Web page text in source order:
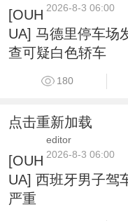
2026-8-3 06:00
[OUH
UA] 马德里停车场
查可疑白色轿车
180
点击重新加载
editor
2026-8-3 06:00
[OUH
UA] 西班牙男子驾
严重